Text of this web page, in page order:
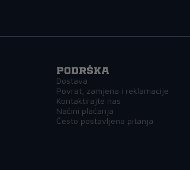
Podrška
Dostava
Povrat, zamjena i reklamacije
Kontaktirajte nas
Načini plaćanja
Često postavljena pitanja